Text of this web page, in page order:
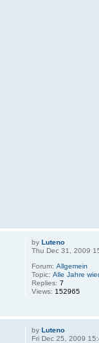
byLuteno
Thu Dec 31, 2009
Forum:Allgemein
Topic:Alle Jahre
Replies:7
Views: 152965
byLuteno
Fri Dec 25, 2009